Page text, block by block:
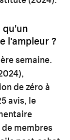
qu'un
l'ampleur ?
semaine.
de zéro à
avis, le
membres